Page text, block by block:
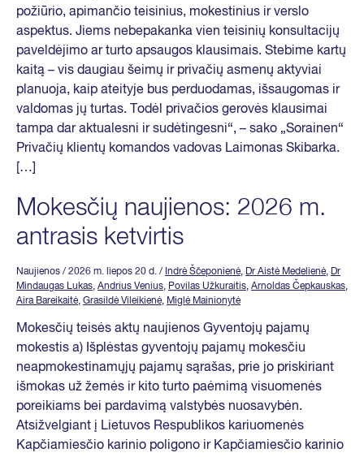
požiūrio, apimančio teisinius, mokestinius ir verslo
aspektus. Jiems nebepakanka vien teisinių konsultacijų
paveldėjimo ar turto apsaugos klausimais. Stebime kartų
kaitą – vis daugiau šeimų ir privačių asmenų aktyviai
planuoja, kaip ateityje bus perduodamas, išsaugomas ir
valdomas jų turtas. Todėl privačios gerovės klausimai
tampa dar aktualesni ir sudėtingesni“, – sako „Sorainen“
Privačių klientų komandos vadovas Laimonas Skibarka.
[…]
Mokesčių naujienos: 2026 m.
antrasis ketvirtis
Naujienos / 2026 m. liepos 20 d. / Indrė Ščeponienė, Dr Aistė Medelienė, Dr
Mindaugas Lukas, Andrius Venius, Povilas Užkuraitis, Arnoldas Čepkauskas,
Aira Bareikaitė, Grasildė Vileikienė, Miglė Mainionytė
Mokesčių teisės aktų naujienos Gyventojų pajamų
mokestis a) Išplėstas gyventojų pajamų mokesčiu
neapmokestinamųjų pajamų sąrašas, prie jo priskiriant
išmokas už žemės ir kito turto paėmimą visuomenės
poreikiams bei pardavimą valstybės nuosavybėn.
Atsižvelgiant į Lietuvos Respublikos kariuomenės
Kapčiamiesčio karinio poligono ir Kapčiamiesčio karinio